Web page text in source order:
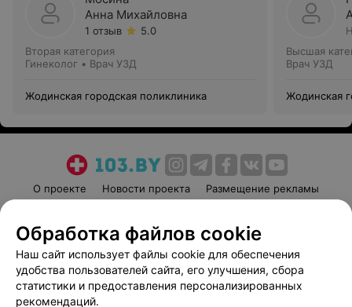
Анна Михайловна
1 отзыв
5.0
Вторая категория
Гинеколог • Врач УЗД
Жодинская городская поликлиника
Высшая
Врач УЗД
Жодинская
О проекте Новости проекта
Размещение рекламы
Пользовательское соглашение
Способы оплаты
Вакансии
Партнеры
Написать руководителю 103.by
Обработка файлов cookie
Наш сайт использует файлы cookie для обеспечения
удобства пользователей сайта, его улучшения, сбора
статистики и предоставления персонализированных
рекомендаций.